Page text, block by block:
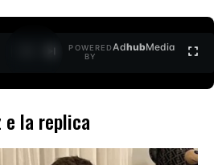
POWERED
BY
AdhubMedia
e la replica